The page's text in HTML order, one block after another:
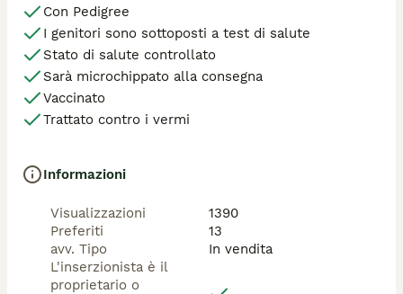
Con Pedigree
I genitori sono sottoposti a test di salute
Stato di salute controllato
Sarà microchippato alla consegna
Vaccinato
Trattato contro i vermi
Informazioni
Visualizzazioni
1390
Preferiti
13
avv. Tipo
In vendita
L'inserzionista è il
proprietario o